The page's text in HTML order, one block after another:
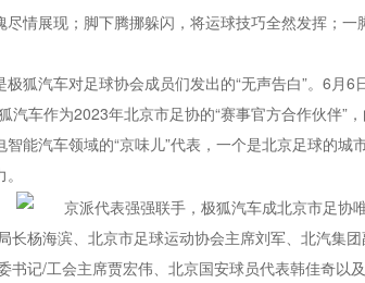
情展现；脚下腾挪躲闪，将运球技巧全然发挥；
狐汽车对足球协会成员们发出的“无声告白”。6月6
汽车作为2023年北京市足协的“赛事官方合作伙伴”
能汽车领域的“京味儿”代表，一个是北京足球的城
长杨海滨、北京市足球运动协会主席刘军、北汽集
书记/工会主席贾宏伟、北京国安球员代表韩佳奇以